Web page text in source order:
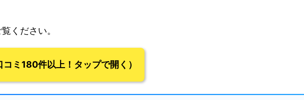
ください。
ミ180件以上！タップで開く）